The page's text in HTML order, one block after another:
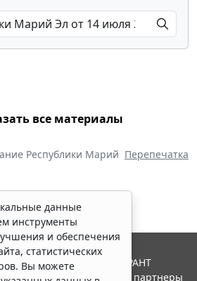
все материалы
Республики Марий Перепечатка
данные
инструменты
и обеспечения
статистических
Вы можете
2026. Система ГАРАНТ
Компания "Гарант" и ее партнеры